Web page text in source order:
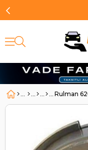
Rulman